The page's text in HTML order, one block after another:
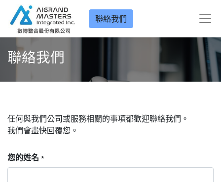
聯絡我們
聯絡我們
任何與我們公司或服務相關的事項都歡迎聯絡我們。
我們會盡快回覆您。
您的姓名 *